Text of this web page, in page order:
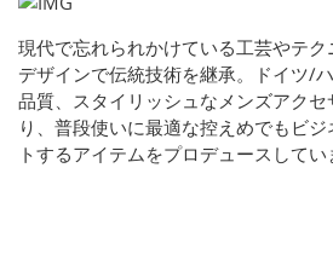
現代で忘れられかけている工芸やテ
デザインで伝統技術を継承。ドイツ/
品質、スタイリッシュなメンズアク
り、普段使いに最適な控えめでもビ
トするアイテムをプロデュースしてい